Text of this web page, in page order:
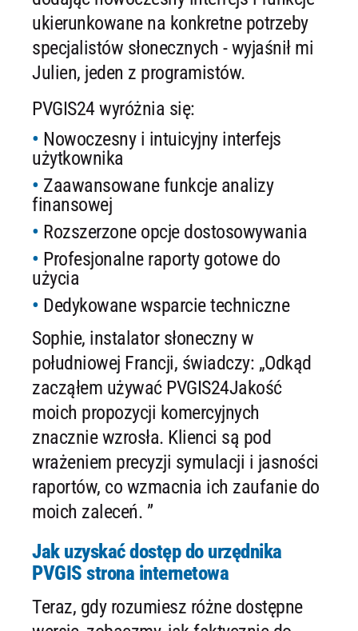
ukierunkowane na konkretne potrzeby
specjalistów słonecznych - wyjaśnił mi
Julien, jeden z programistów.
PVGIS24 wyróżnia się:
Nowoczesny i intuicyjny interfejs
użytkownika
Zaawansowane funkcje analizy
finansowej
Rozszerzone opcje dostosowywania
Profesjonalne raporty gotowe do
użycia
Dedykowane wsparcie techniczne
Sophie, instalator słoneczny w
południowej Francji, świadczy: „Odkąd
zacząłem używać PVGIS24Jakość
moich propozycji komercyjnych
znacznie wzrosła. Klienci są pod
wrażeniem precyzji symulacji i jasności
raportów, co wzmacnia ich zaufanie do
moich zaleceń. ”
Jak uzyskać dostęp do urzędnika
PVGIS strona internetowa
Teraz, gdy rozumiesz różne dostępne